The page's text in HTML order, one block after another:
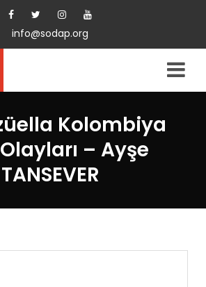
info@sodap.org
Kolombiya
Olayları – Ayşe
TANSEVER